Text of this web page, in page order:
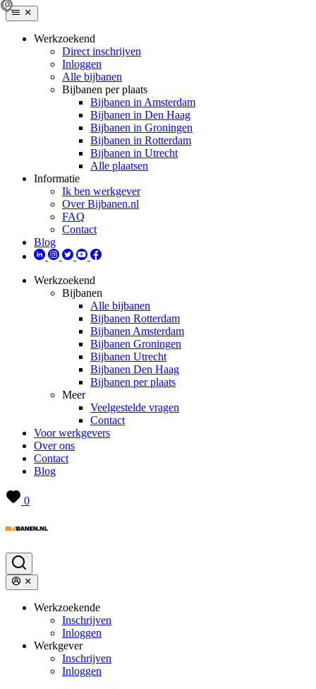
Werkzoekend
Direct inschrijven
Inloggen
Alle bijbanen
Bijbanen per plaats
Bijbanen in Amsterdam
Bijbanen in Den Haag
Bijbanen in Groningen
Bijbanen in Rotterdam
Bijbanen in Utrecht
Alle plaatsen
Informatie
Ik ben werkgever
Over Bijbanen.nl
FAQ
Contact
Blog
Werkzoekend
Bijbanen
Alle bijbanen
Bijbanen Rotterdam
Bijbanen Amsterdam
Bijbanen Groningen
Bijbanen Utrecht
Bijbanen Den Haag
Bijbanen per plaats
Meer
Veelgestelde vragen
Contact
Voor werkgevers
Over ons
Contact
Blog
0
Werkzoekende
Inschrijven
Inloggen
Werkgever
Inschrijven
Inloggen